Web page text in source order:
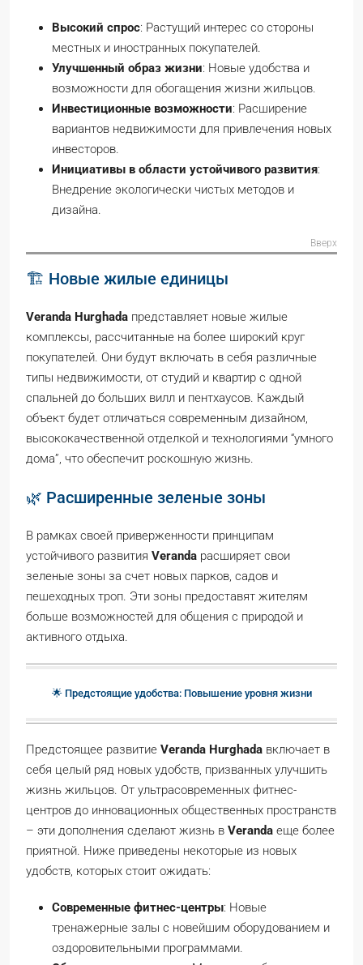
Высокий спрос: Растущий интерес со стороны
местных и иностранных покупателей.
Улучшенный образ жизни: Новые удобства и
возможности для обогащения жизни жильцов.
Инвестиционные возможности: Расширение
вариантов недвижимости для привлечения новых
инвесторов.
Инициативы в области устойчивого развития:
Внедрение экологически чистых методов и
дизайна.
Вверх
🏗️ Новые жилые единицы
Veranda Hurghada представляет новые жилые
комплексы, рассчитанные на более широкий круг
покупателей. Они будут включать в себя различные
типы недвижимости, от студий и квартир с одной
спальней до больших вилл и пентхаусов. Каждый
объект будет отличаться современным дизайном,
высококачественной отделкой и технологиями “умного
дома”, что обеспечит роскошную жизнь.
🌿 Расширенные зеленые зоны
В рамках своей приверженности принципам
устойчивого развития Veranda расширяет свои
зеленые зоны за счет новых парков, садов и
пешеходных троп. Эти зоны предоставят жителям
больше возможностей для общения с природой и
активного отдыха.
🌟 Предстоящие удобства: Повышение уровня жизни
Предстоящее развитие Veranda Hurghada включает в
себя целый ряд новых удобств, призванных улучшить
жизнь жильцов. От ультрасовременных фитнес-
центров до инновационных общественных пространств
– эти дополнения сделают жизнь в Veranda еще более
приятной. Ниже приведены некоторые из новых
удобств, которых стоит ожидать:
Современные фитнес-центры: Новые
тренажерные залы с новейшим оборудованием и
оздоровительными программами.